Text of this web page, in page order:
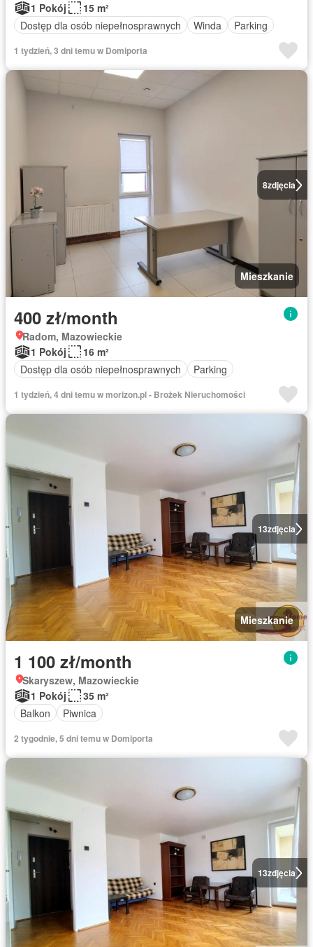
1 Pokój
15 m²
Dostęp dla osób niepełnosprawnych
Winda Parking
1 tydzień, 3 dni temu w Domiporta
8zdjęcia
Mieszkanie
400 zł/month
Radom, Mazowieckie
1 Pokój
16 m²
Dostęp dla osób niepełnosprawnych
Parking
1 tydzień, 4 dni temu w morizon.pl - Brożek Nieruchomości
13zdjęcia
Mieszkanie
1 100 zł/month
Skaryszew, Mazowieckie
1 Pokój
35 m²
Balkon
Piwnica
2 tygodnie, 5 dni temu w Domiporta
13zdjęcia